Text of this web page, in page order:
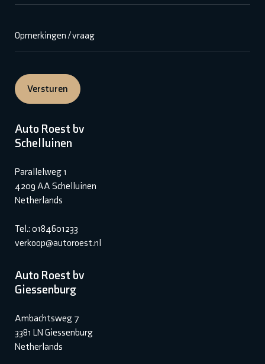
Opmerkingen / vraag
Versturen
Auto Roest bv
Schelluinen
Parallelweg 1
4209 AA Schelluinen
Netherlands
Tel.: 0184601233
verkoop@autoroest.nl
Auto Roest bv
Giessenburg
Ambachtsweg 7
3381 LN Giessenburg
Netherlands